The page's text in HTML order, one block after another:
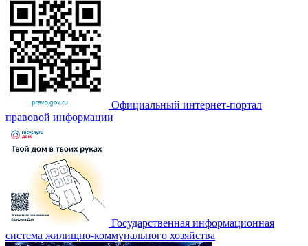
Официальный интернет-портал
правовой информации
Государственная информационная
система жилищно-коммунального хозяйства